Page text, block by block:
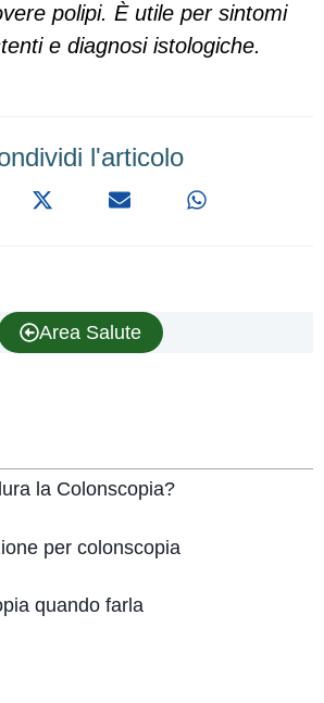
polipi. È utile per sintomi
e diagnosi istologiche.
l'articolo
Area Salute
la Colonscopia?
per colonscopia
quando farla